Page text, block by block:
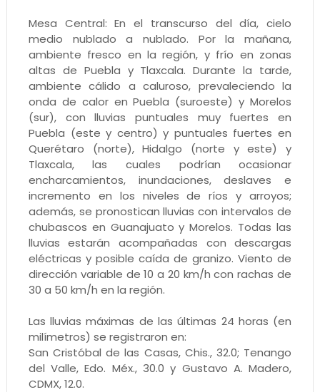
Mesa Central: En el transcurso del día, cielo
medio nublado a nublado. Por la mañana,
ambiente fresco en la región, y frío en zonas
altas de Puebla y Tlaxcala. Durante la tarde,
ambiente cálido a caluroso, prevaleciendo la
onda de calor en Puebla (suroeste) y Morelos
(sur), con lluvias puntuales muy fuertes en
Puebla (este y centro) y puntuales fuertes en
Querétaro (norte), Hidalgo (norte y este) y
Tlaxcala, las cuales podrían ocasionar
encharcamientos, inundaciones, deslaves e
incremento en los niveles de ríos y arroyos;
además, se pronostican lluvias con intervalos de
chubascos en Guanajuato y Morelos. Todas las
lluvias estarán acompañadas con descargas
eléctricas y posible caída de granizo. Viento de
dirección variable de 10 a 20 km/h con rachas de
30 a 50 km/h en la región.
Las lluvias máximas de las últimas 24 horas (en
milímetros) se registraron en:
San Cristóbal de las Casas, Chis., 32.0; Tenango
del Valle, Edo. Méx., 30.0 y Gustavo A. Madero,
CDMX, 12.0.